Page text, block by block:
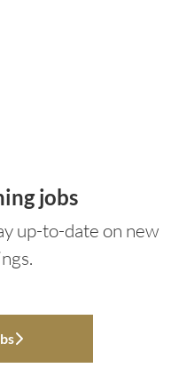
jobs
up-to-date on new